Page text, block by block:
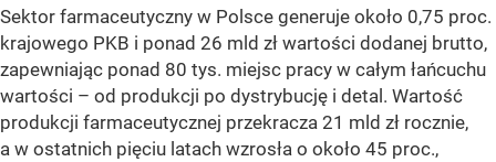
Sektor farmaceutyczny w Polsce generuje około 0,75 proc.
krajowego PKB i ponad 26 mld zł wartości dodanej brutto,
zapewniając ponad 80 tys. miejsc pracy w całym łańcuchu
wartości – od produkcji po dystrybucję i detal. Wartość
produkcji farmaceutycznej przekracza 21 mld zł rocznie,
a w ostatnich pięciu latach wzrosła o około 45 proc.,